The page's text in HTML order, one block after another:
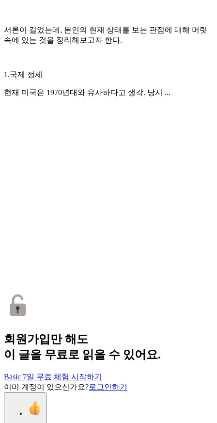
서론이 길었는데, 본인의 현재 상태를 보는 관점에 대해 머릿
속에 있는 것을 정리해보고자 한다.
1.국제 정세
현재 미국은 1970년대와 유사하다고 생각. 당시 ...
회원가입만 해도
이 글을 무료로 읽을 수 있어요.
Basic 7일 무료 체험 시작하기
이미 계정이 있으신가요?로그인하기